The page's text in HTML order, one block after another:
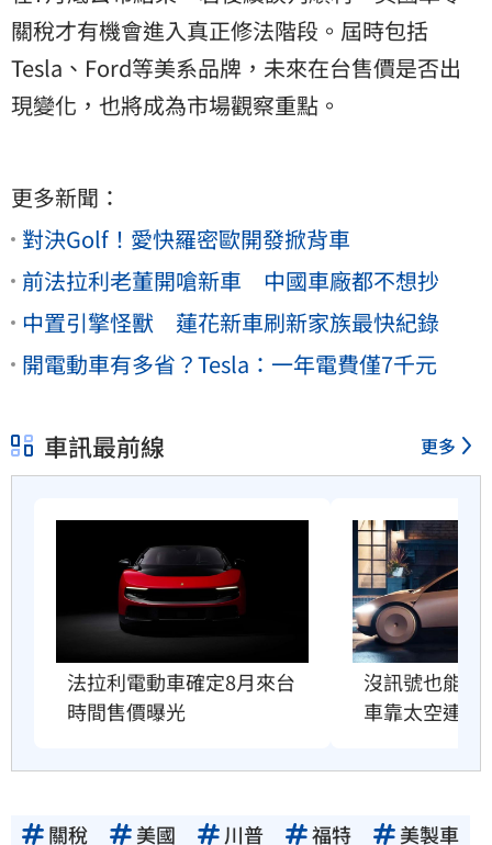
關稅才有機會進入真正修法階段。屆時包括
Tesla、Ford等美系品牌，未來在台售價是否出
現變化，也將成為市場觀察重點。
更多新聞：
對決Golf！愛快羅密歐開發掀背車
前法拉利老董開嗆新車 中國車廠都不想抄
中置引擎怪獸 蓮花新車刷新家族最快紀錄
開電動車有多省？Tesla：一年電費僅7千元
車訊最前線 更多
法拉利電動車確定8月來台
時間售價曝光
沒訊號也能上
車靠太空連線
關稅 美國 川普 福特 美製車